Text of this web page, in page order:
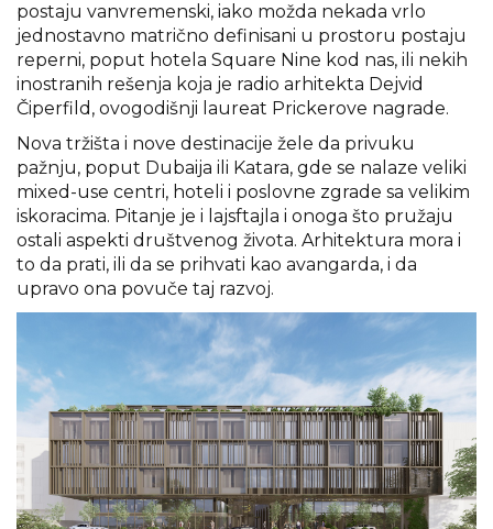
postaju vanvremenski, iako možda nekada vrlo
jednostavno matrično definisani u prostoru postaju
reperni, poput hotela Square Nine kod nas, ili nekih
inostranih rešenja koja je radio arhitekta Dejvid
Čiperfild, ovogodišnji laureat Prickerove nagrade.
Nova tržišta i nove destinacije žele da privuku
pažnju, poput Dubaija ili Katara, gde se nalaze veliki
mixed-use centri, hoteli i poslovne zgrade sa velikim
iskoracima. Pitanje je i lajsftajla i onoga što pružaju
ostali aspekti društvenog života. Arhitektura mora i
to da prati, ili da se prihvati kao avangarda, i da
upravo ona povuče taj razvoj.